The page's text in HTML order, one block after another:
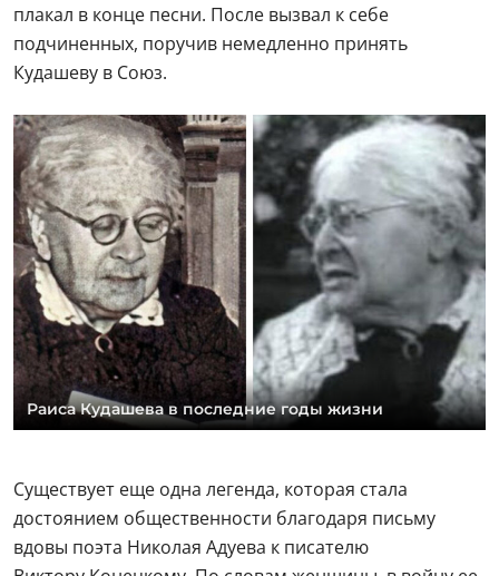
плакал в конце песни. После вызвал к себе
подчиненных, поручив немедленно принять
Кудашеву в Союз.
Раиса Кудашева в последние годы жизни
Существует еще одна легенда, которая стала
достоянием общественности благодаря письму
вдовы поэта Николая Адуева к писателю